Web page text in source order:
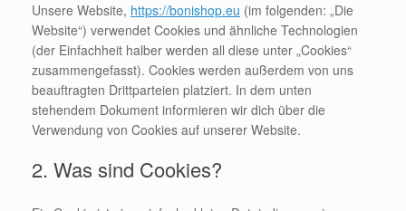
Unsere Website, https://bonishop.eu (im folgenden: „Die
Website“) verwendet Cookies und ähnliche Technologien
(der Einfachheit halber werden all diese unter „Cookies“
zusammengefasst). Cookies werden außerdem von uns
beauftragten Drittparteien platziert. In dem unten
stehendem Dokument informieren wir dich über die
Verwendung von Cookies auf unserer Website.
2. Was sind Cookies?